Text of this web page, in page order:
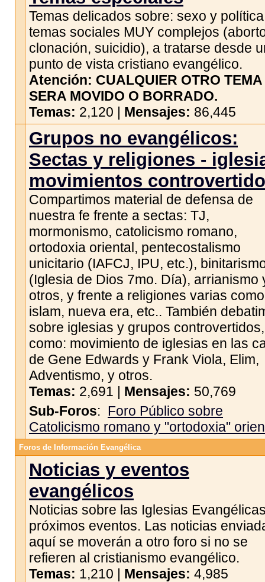
Temas delicados sobre: sexo y
temas sociales MUY complejos
clonación, suicidio), a tratarse desde
punto de vista cristiano evangélico.
Atención: CUALQUIER OTRO TEMA
SERA MOVIDO O BORRADO.
Temas: 2,120 | Mensajes: 86,445
Grupos no evangélicos:
Sectas y religiones -
movimientos
Compartimos material de defensa de
nuestra fe frente a sectas: TJ,
mormonismo, catolicismo romano,
ortodoxia oriental, pentecostalismo
unicitario (IAFCJ, IPU, etc.),
(Iglesia de Dios 7mo. Día), arrianismo
otros, y frente a religiones varias como
islam, nueva era, etc.. También
sobre iglesias y grupos controvertidos,
como: movimiento de iglesias en las
de Gene Edwards y Frank Viola, Elim,
Adventismo, y otros.
Temas: 2,691 | Mensajes: 50,769
Sub-Foros: Foro Público sobre
Catolicismo romano y "ortodoxia"
Foros de Información Evangélica
Noticias y eventos
evangélicos
Noticias sobre las Iglesias
próximos eventos. Las noticias
aquí se moverán a otro foro si no se
refieren al cristianismo evangélico.
Temas: 1,210 | Mensajes: 4,985